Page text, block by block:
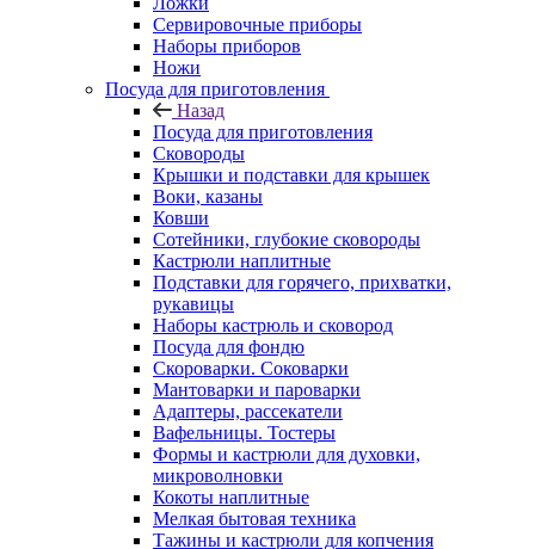
Сервировочные приборы
Наборы приборов
Ножи
Посуда для приготовления
Назад
Посуда для приготовления
Сковороды
Крышки и подставки для крышек
Воки, казаны
Ковши
Сотейники, глубокие сковороды
Кастрюли наплитные
Подставки для горячего, прихватки,
рукавицы
Наборы кастрюль и сковород
Посуда для фондю
Скороварки. Соковарки
Мантоварки и пароварки
Адаптеры, рассекатели
Вафельницы. Тостеры
Формы и кастрюли для духовки,
микроволновки
Кокоты наплитные
Мелкая бытовая техника
Тажины и кастрюли для копчения